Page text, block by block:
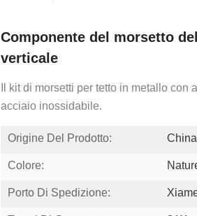
Componente del morsetto
verticale
Il kit di morsetti per tetto in metallo
acciaio inossidabile.
Origine Del Prodotto: China
Colore:
Porto Di Spedizione: